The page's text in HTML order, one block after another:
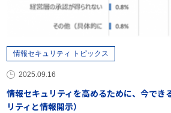
情報セキュリティ トピックス
2025.09.16
情報セキュリティを高めるために、今でき
リティと情報開示）